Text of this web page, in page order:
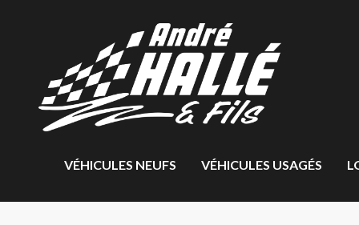
VÉHICULES NEUFS VÉHICULES USAGÉS